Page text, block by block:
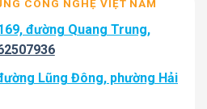
CÔNG NGHỆ VIỆT NAM
đường Quang Trung,
Lũng Đông, phường Hải